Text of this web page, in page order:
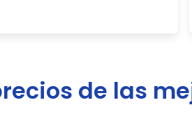
de las